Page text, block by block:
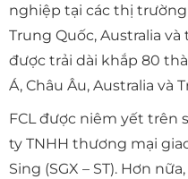
nghiệp tại các thị
Trung Quốc, Australia
được trải dài khắp 80
Á, Châu Âu, Australia và
FCL được niêm yết trên
ty TNHH thương mại
Sing (SGX – ST). Hơn